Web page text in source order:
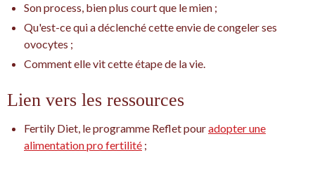
Son process, bien plus court que le mien ;
Qu'est-ce qui a déclenché cette envie de congeler ses
ovocytes ;
Comment elle vit cette étape de la vie.
Lien vers les ressources
Fertily Diet, le programme Reflet pouradopter une
alimentation pro fertilité ;